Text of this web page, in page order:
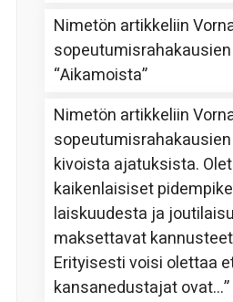
Nimetön artikkeliin
“Aikamoista”
Nimetön artikkeliin
kivoista ajatuksista.
kaikenlaisiset
laiskuudesta ja
maksettavat
Erityisesti voisi olettaa
kansanedustajat ovat…”